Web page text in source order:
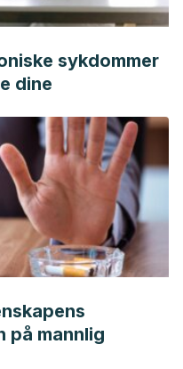
sykdommer
dine
på mannlig